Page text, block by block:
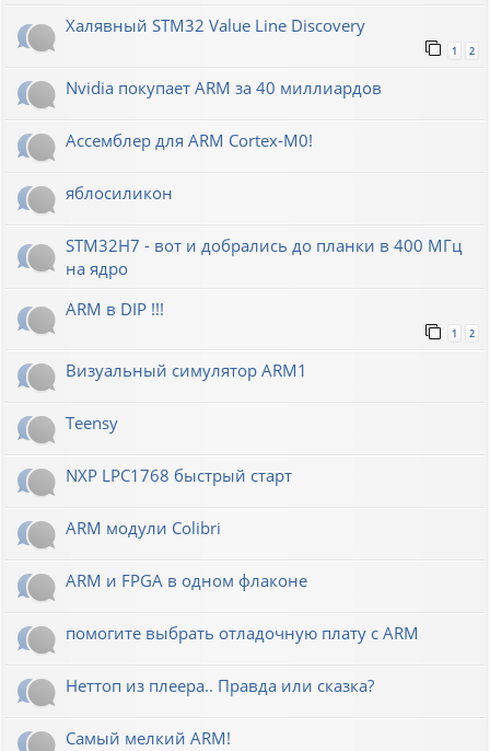
Халявный STM32 Value Line Discovery
1 2
Nvidia покупает ARM за 40 миллиардов
Ассемблер для ARM Cortex-M0!
яблосиликон
STM32H7 - вот и добрались до планки в 400 МГц
на ядро
ARM в DIP !!!
1 2
Визуальный симулятор ARM1
Teensy
NXP LPC1768 быстрый старт
ARM модули Colibri
ARM и FPGA в одном флаконе
помогите выбрать отладочную плату с ARM
Неттоп из плеера.. Правда или сказка?
Самый мелкий ARM!